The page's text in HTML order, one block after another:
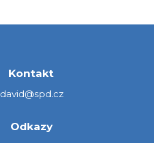
Kontakt
david@spd.cz
Odkazy